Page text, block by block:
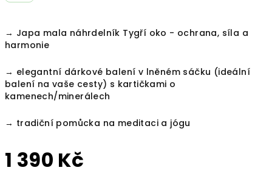
→ Japa mala náhrdelník Tygří oko - ochrana, síla a
harmonie
→ elegantní dárkové balení v lněném sáčku (ideální
balení na vaše cesty) s kartičkami o
kamenech/minerálech
→ tradiční pomůcka na meditaci a jógu
1 390 Kč